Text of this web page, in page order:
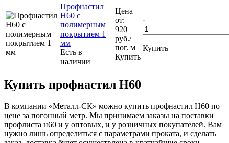
Профнастил
Н60 с
полимерным
покрытием 1
мм
Есть в
наличии
Цена
от:
920
руб./
пог. м
Купить
-
+
Купить
Купить профнастил H60
В компании «Металл-СК» можно купить профнастил Н60 по
цене за погонный метр. Мы принимаем заказы на поставки
профлиста н60 и у оптовых, и у розничных покупателей. Вам
нужно лишь определиться с параметрами проката, и сделать